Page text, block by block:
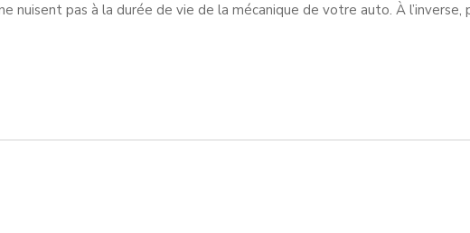
pas à la durée de vie de la mécanique de votre auto. À l’inverse,